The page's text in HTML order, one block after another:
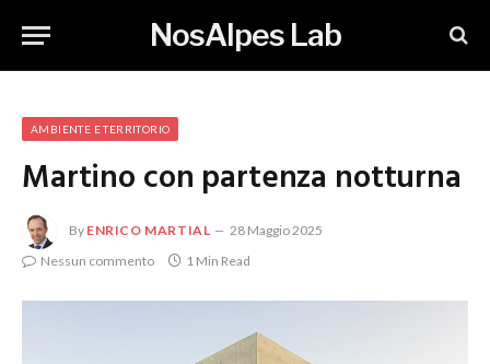
NosAlpes Lab
AMBIENTE E TERRITORIO
Martino con partenza notturna
By ENRICO MARTIAL
28 Maggio 2025
Nessun commento
1 Min Read